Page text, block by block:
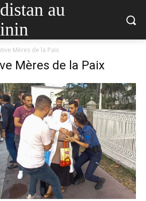
au
Mères de la Paix
Mères de la Paix